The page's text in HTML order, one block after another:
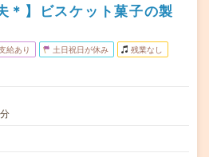
＊】ビスケット菓子の製
給あり 土日祝日が休み 残業なし